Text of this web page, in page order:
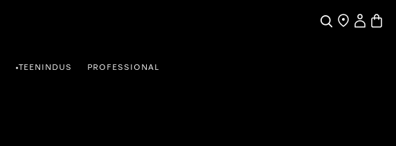
SearchFind a store
My
•TEENINDUS PROFESSIONAL